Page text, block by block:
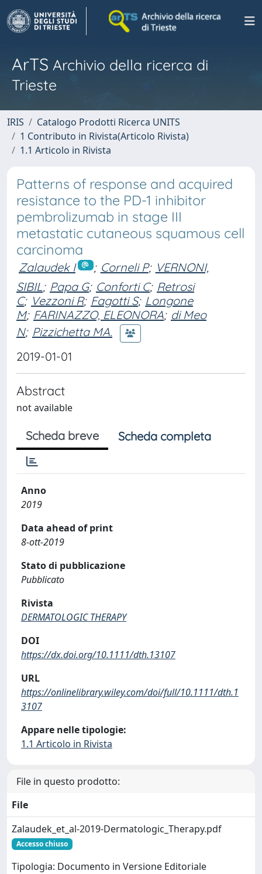
ArTS Archivio della ricerca di
Trieste
IRIS
Catalogo Prodotti Ricerca UNITS
1 Contributo in Rivista(Articolo Rivista)
1.1 Articolo in Rivista
Patterns of response and acquired
resistance to the PD-1 inhibitor
pembrolizumab in stage III
metastatic cutaneous squamous cell
carcinoma
Zalaudek I ; Corneli P; VERNONI,
SIBIL; Papa G; Conforti C; Retrosi
C; Vezzoni R; Fagotti S; Longone
M; FARINAZZO, ELEONORA; di Meo
N; Pizzichetta MA.
2019-01-01
Abstract
not available
Scheda breve Scheda completa
Anno
2019
Data ahead of print
8-ott-2019
Stato di pubblicazione
Pubblicato
Rivista
DERMATOLOGIC THERAPY
DOI
https://dx.doi.org/10.1111/dth.13107
URL
https://onlinelibrary.wiley.com/doi/full/10.1111/dth.1
3107
Appare nelle tipologie:
1.1 Articolo in Rivista
File in questo prodotto:
File
Zalaudek_et_al-2019-Dermatologic_Therapy.pdf
Accesso chiuso
Tipologia: Documento in Versione Editoriale